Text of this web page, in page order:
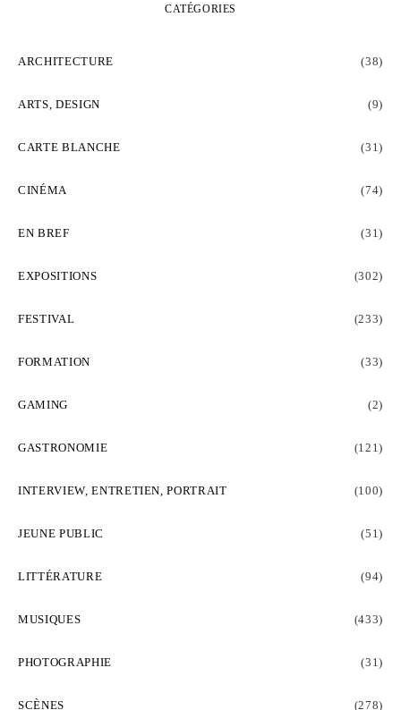
CATÉGORIES
ARCHITECTURE (38)
ARTS, DESIGN (9)
CARTE BLANCHE (31)
CINÉMA (74)
EN BREF (31)
EXPOSITIONS (302)
FESTIVAL (233)
FORMATION (33)
GAMING (2)
GASTRONOMIE (121)
INTERVIEW, ENTRETIEN, PORTRAIT (100)
JEUNE PUBLIC (51)
LITTÉRATURE (94)
MUSIQUES (433)
PHOTOGRAPHIE (31)
SCÈNES (278)